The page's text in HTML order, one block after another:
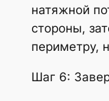
натяжной
стороны,
периметру,
Шаг 6: